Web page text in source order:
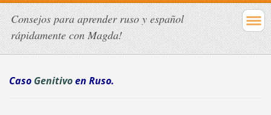
Consejos para aprender ruso y español
rápidamente con Magda!
Caso Genitivoen Ruso.